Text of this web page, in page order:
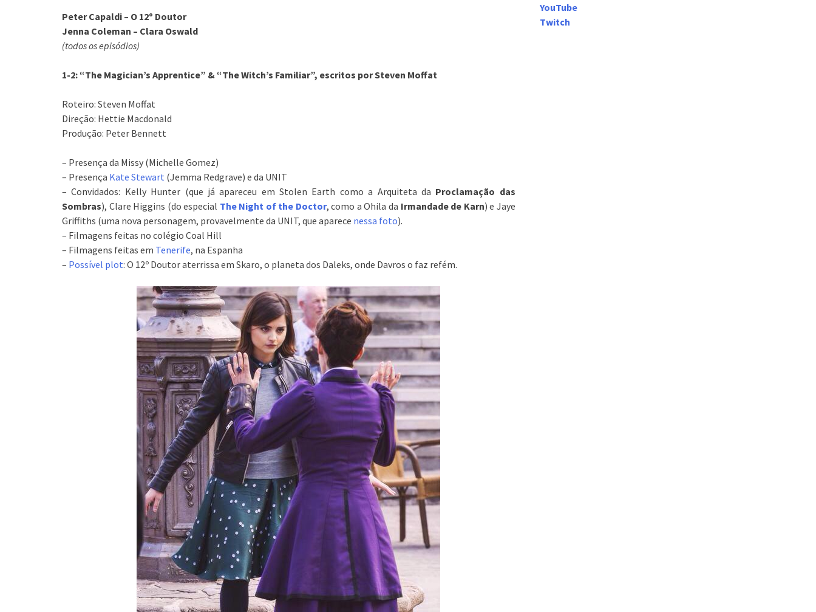
Peter Capaldi – O 12º Doutor
Jenna Coleman – Clara Oswald
(todos os episódios)
1-2: “The Magician’s Apprentice” & “The Witch’s Familiar”, escritos por Steven Moffat
Roteiro: Steven Moffat
Direção: Hettie Macdonald
Produção: Peter Bennett
– Presença da Missy (Michelle Gomez)
– Presença Kate Stewart (Jemma Redgrave) e da UNIT
– Convidados: Kelly Hunter (que já apareceu em Stolen Earth como a Arquiteta da Proclamação das
Sombras), Clare Higgins (do especial The Night of the Doctor, como a Ohila da Irmandade de Karn) e Jaye
Griffiths (uma nova personagem, provavelmente da UNIT, que aparece nessa foto).
– Filmagens feitas no colégio Coal Hill
– Filmagens feitas em Tenerife, na Espanha
– Possível plot: O 12º Doutor aterrissa em Skaro, o planeta dos Daleks, onde Davros o faz refém.
YouTube
Twitch